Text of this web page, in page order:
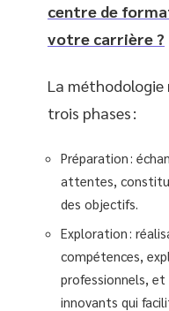
centre de
votre carrière ?
La méthodologie
trois phases :
Préparation :
attentes,
des objectifs.
Exploration :
compétences,
professionnels,
innovants qui